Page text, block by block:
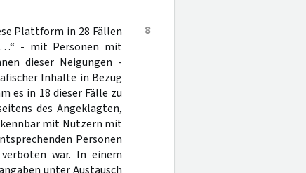
8
Plattform in 28 Fällen
- mit Personen mit
dieser Neigungen -
Inhalte in Bezug
es in 18 dieser Fälle zu
des Angeklagten,
mit Nutzern mit
Personen
war. In einem